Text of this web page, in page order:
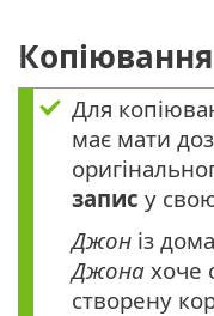
Копіювання
Для
має мати
запис у
Джон із
Джона хоче
створену